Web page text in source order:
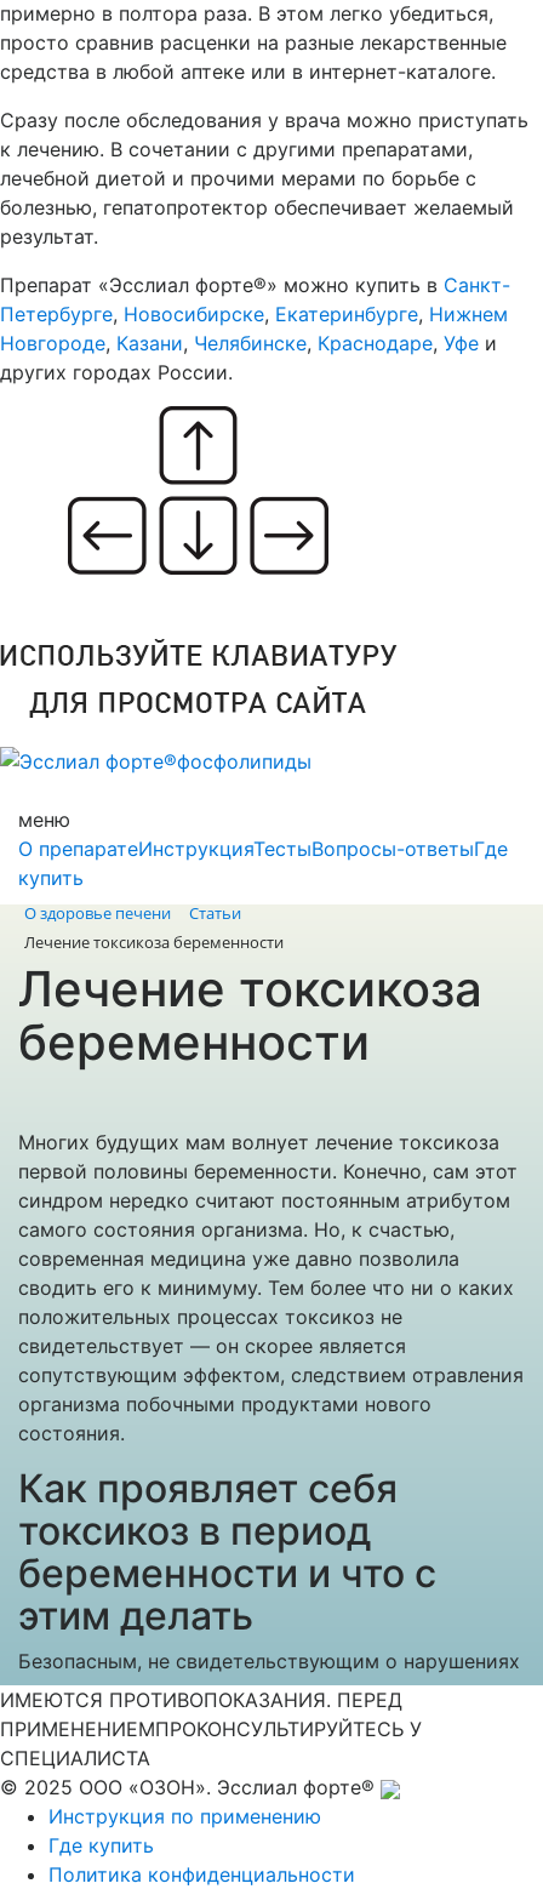
примерно в полтора раза. В этом легко убедиться,
просто сравнив расценки на разные лекарственные
средства в любой аптеке или в интернет-каталоге.
Сразу после обследования у врача можно приступать
к лечению. В сочетании с другими препаратами,
лечебной диетой и прочими мерами по борьбе с
болезнью, гепатопротектор обеспечивает желаемый
результат.
Препарат «Эсслиал форте®» можно купить в Санкт-
Петербурге, Новосибирске, Екатеринбурге, Нижнем
Новгороде, Казани, Челябинске, Краснодаре, Уфе и
других городах России.
Эсслиал форте®фосфолипиды
меню
О препаратеИнструкцияТестыВопросы-ответыГде
купить
О здоровье печени
Статьи
Лечение токсикоза беременности
Лечение токсикоза
беременности
Многих будущих мам волнует лечение токсикоза
первой половины беременности. Конечно, сам этот
синдром нередко считают постоянным атрибутом
самого состояния организма. Но, к счастью,
современная медицина уже давно позволила
сводить его к минимуму. Тем более что ни о каких
положительных процессах токсикоз не
свидетельствует — он скорее является
сопутствующим эффектом, следствием отравления
организма побочными продуктами нового
состояния.
Как проявляет себя
токсикоз в период
беременности и что с
этим делать
Безопасным, не свидетельствующим о нарушениях
в организме врачи считают токсикоз в первом
триместре беременности. Он может выражаться
по-разному — от легкого расстройства аппетита и
периодических позывов к тошноте до серьезной
рвоты по несколько десятков раз в день.
Следует знать, что, если токсикоз не наблюдается
ИМЕЮТСЯ ПРОТИВОПОКАЗАНИЯ. ПЕРЕД
ПРИМЕНЕНИЕМПРОКОНСУЛЬТИРУЙТЕСЬ У
СПЕЦИАЛИСТА
© 2025 ООО «ОЗОН». Эсслиал форте®
Инструкция по применению
Где купить
Политика конфиденциальности